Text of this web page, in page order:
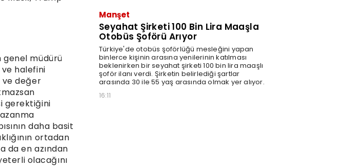
genel müdürü
ve halefini
ve değer
gerektiğini
daha basit
ortadan
da en azından
olacağını
Manşet
Seyahat Şirketi 100 Bin Lira Maaşla
Otobüs Şoförü Arıyor
Türkiye'de otobüs şoförlüğü mesleğini yapan
binlerce kişinin arasına yenilerinin katılması
beklenirken bir seyahat şirketi 100 bin lira maaşlı
şoför ilanı verdi. Şirketin belirlediği şartlar
arasında 30 ile 55 yaş arasında olmak yer alıyor.
16:11